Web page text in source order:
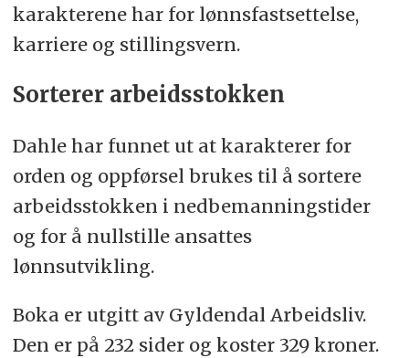
karakterene har for lønnsfastsettelse,
karriere og stillingsvern.
Sorterer arbeidsstokken
Dahle har funnet ut at karakterer for
orden og oppførsel brukes til å sortere
arbeidsstokken i nedbemanningstider
og for å nullstille ansattes
lønnsutvikling.
Boka er utgitt av Gyldendal Arbeidsliv.
Den er på 232 sider og koster 329 kroner.